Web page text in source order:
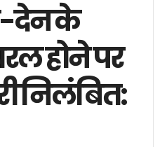
देन के
होने पर
निलंबित: